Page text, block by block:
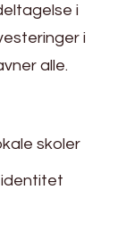
i
i
alle.
skoler